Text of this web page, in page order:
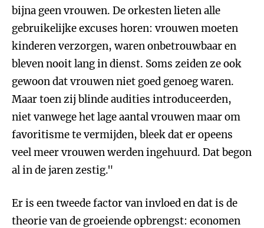
bijna geen vrouwen. De orkesten lieten alle
gebruikelijke excuses horen: vrouwen moeten
kinderen verzorgen, waren onbetrouwbaar en
bleven nooit lang in dienst. Soms zeiden ze ook
gewoon dat vrouwen niet goed genoeg waren.
Maar toen zij blinde audities introduceerden,
niet vanwege het lage aantal vrouwen maar om
favoritisme te vermijden, bleek dat er opeens
veel meer vrouwen werden ingehuurd. Dat begon
al in de jaren zestig."
Er is een tweede factor van invloed en dat is de
theorie van de groeiende opbrengst: economen